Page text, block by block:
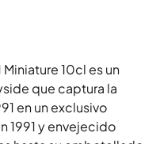
Miniature 10cl es un
que captura la
en un exclusivo
1991 y envejecido